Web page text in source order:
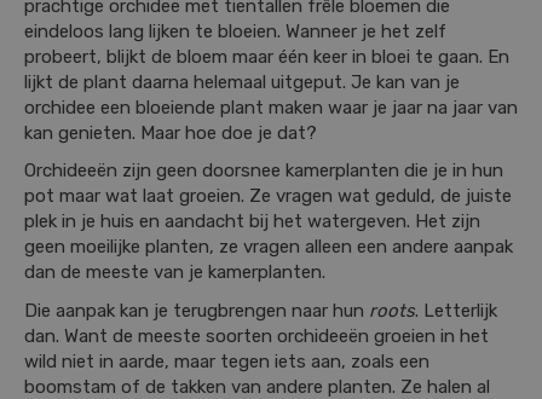
prachtige orchidee met tientallen frêle bloemen die
eindeloos lang lijken te bloeien. Wanneer je het zelf
probeert, blijkt de bloem maar één keer in bloei te gaan. En
lijkt de plant daarna helemaal uitgeput. Je kan van je
orchidee een bloeiende plant maken waar je jaar na jaar van
kan genieten. Maar hoe doe je dat?
Orchideeën zijn geen doorsnee kamerplanten die je in hun
pot maar wat laat groeien. Ze vragen wat geduld, de juiste
plek in je huis en aandacht bij het watergeven. Het zijn
geen moeilijke planten, ze vragen alleen een andere aanpak
dan de meeste van je kamerplanten.
Die aanpak kan je terugbrengen naar hun roots. Letterlijk
dan. Want de meeste soorten orchideeën groeien in het
wild niet in aarde, maar tegen iets aan, zoals een
boomstam of de takken van andere planten. Ze halen al